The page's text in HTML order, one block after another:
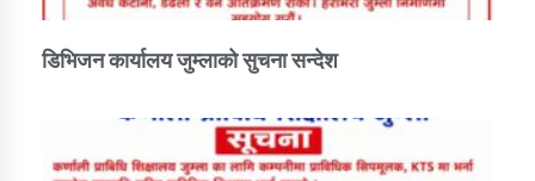
तातोपानी गाउँपालिकाको न्यायिक समिति सम्बन्धी सन्देश
डिभिजन कार्यालय जुम्लाको सुचना सन्देश